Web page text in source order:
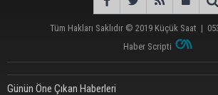
Tüm Hakları Saklıdır © 2019 Küçük Saat |
Haber Scripti
Günün Öne Çıkan Haberleri